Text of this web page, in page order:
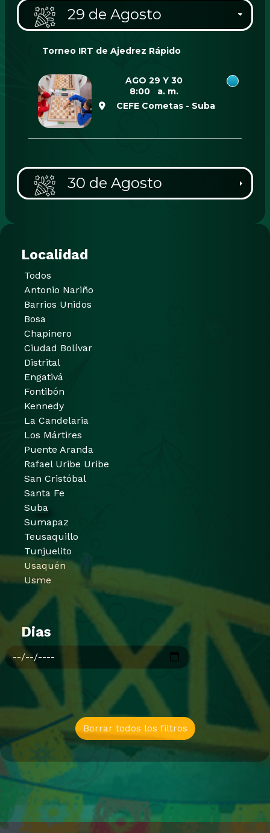
Localidad
Todos
Antonio Nariño
Barrios Unidos
Bosa
Chapinero
Ciudad Bolívar
Distrital
Engativá
Fontibón
Kennedy
La Candelaria
Los Mártires
Puente Aranda
Rafael Uribe Uribe
San Cristóbal
Santa Fe
Suba
Sumapaz
Teusaquillo
Tunjuelito
Usaquén
Usme
Dias
Borrar todos los filtros
29 de Agosto
AGO 29 Y 30
8:00 a. m.
Torneo IRT de Ajedrez Rápido
CEFE Cometas - Suba
30 de Agosto